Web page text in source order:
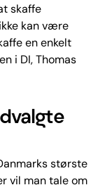
skaffe
kan være
en enkelt
i DI, Thomas
største
vil man tale om